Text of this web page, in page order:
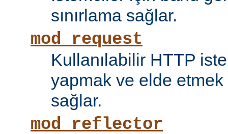
sınırlama sağlar.
mod_request
Kullanılabilir HTTP
yapmak ve elde
sağlar.
mod_reflector